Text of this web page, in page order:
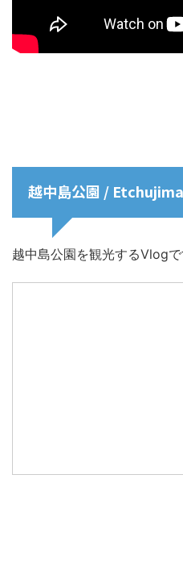
越中島公園 /
越中島公園を観光するVlogで